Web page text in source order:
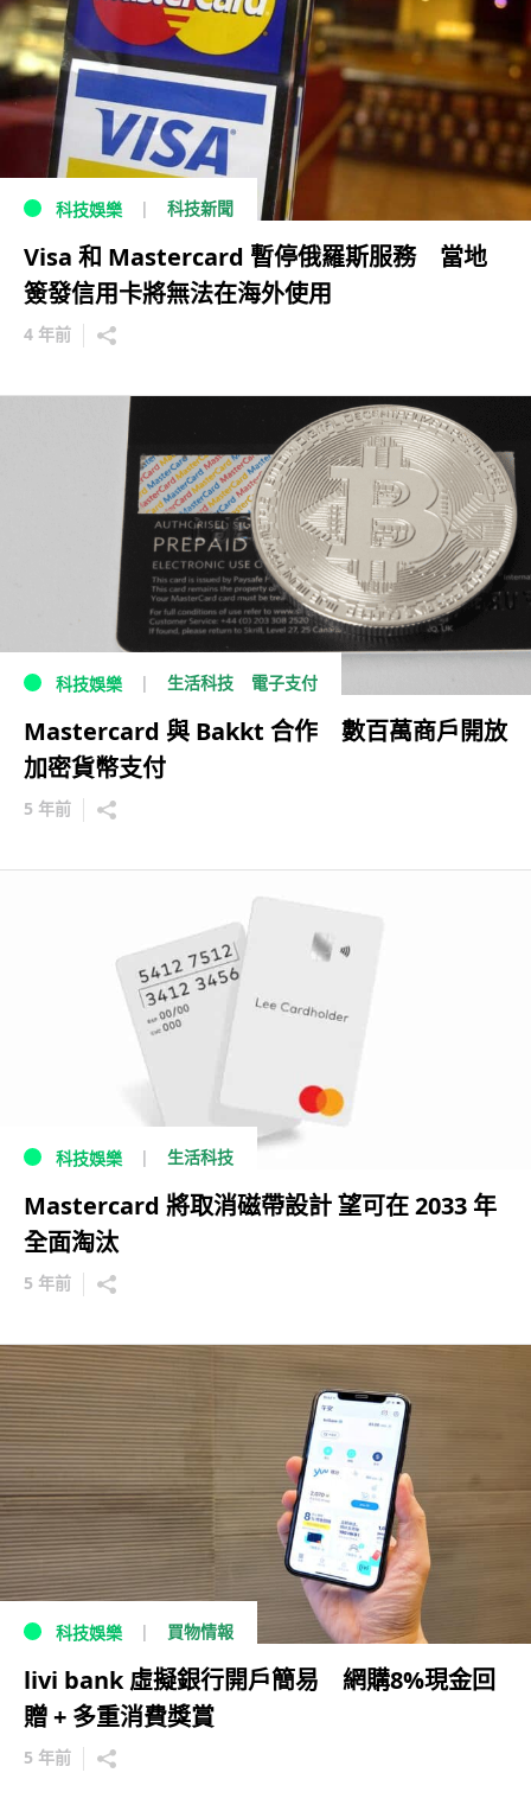
科技娛樂 科技新聞
Visa 和 Mastercard 暫停俄羅斯服務 當地
簽發信用卡將無法在海外使用
4 年前
科技娛樂 生活科技 電子支付
Mastercard 與 Bakkt 合作 數百萬商戶開放
加密貨幣支付
5 年前
科技娛樂 生活科技
Mastercard 將取消磁帶設計 望可在 2033 年
全面淘汰
5 年前
科技娛樂 買物情報
livi bank 虛擬銀行開戶簡易 網購8%現金回
贈 + 多重消費獎賞
5 年前